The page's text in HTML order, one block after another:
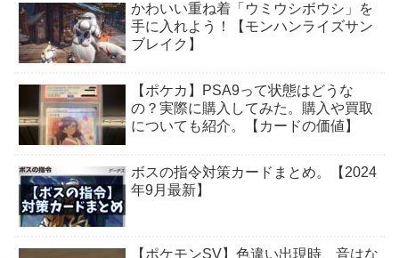
かわいい重ね着「ウミウシボウシ」を
手に入れよう！【モンハンライズサン
ブレイク】
【ポケカ】PSA9って状態はどうな
の？実際に購入してみた。購入や買取
についても紹介。【カードの価値】
ボスの指令対策カードまとめ。【2024
年9月最新】
【ポケモンSV】色違い出現時、音はな